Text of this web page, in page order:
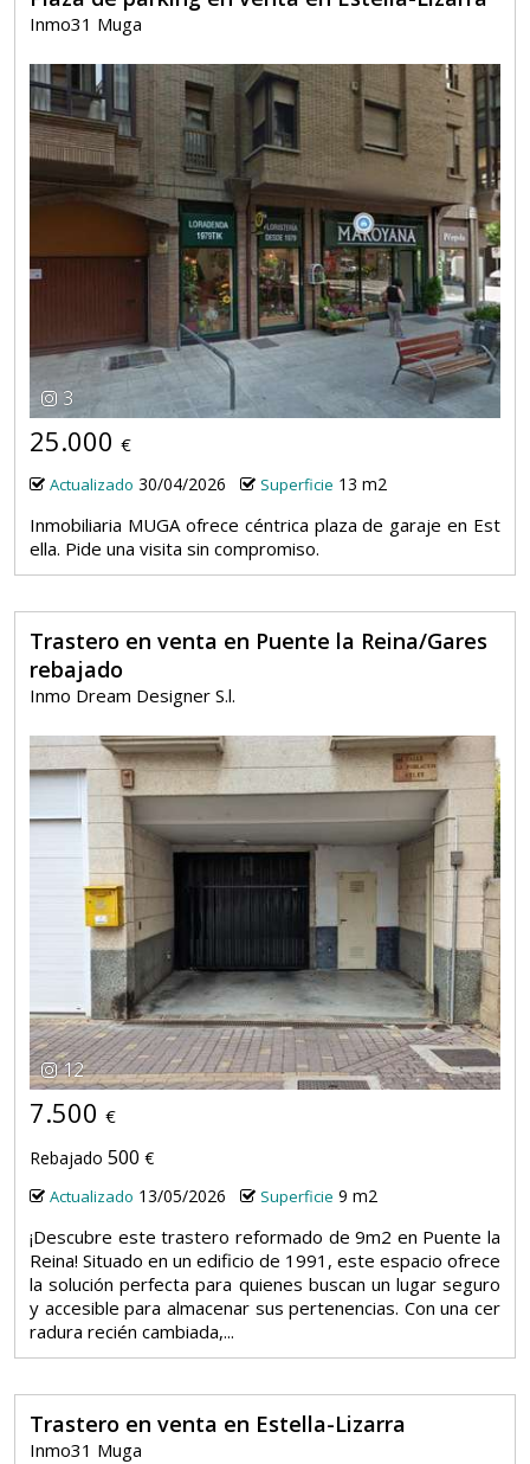
Inmo31 Muga
3
25.000 €
Actualizado 30/04/2026 Superficie 13 m2
Inmobiliaria MUGA ofrece céntrica plaza de garaje en Est
ella. Pide una visita sin compromiso.
Trastero en venta en Puente la Reina/Gares
rebajado
Inmo Dream Designer S.l.
12
7.500 €
Rebajado 500 €
Actualizado 13/05/2026 Superficie 9 m2
¡Descubre este trastero reformado de 9m2 en Puente la
Reina! Situado en un edificio de 1991, este espacio ofrece
la solución perfecta para quienes buscan un lugar seguro
y accesible para almacenar sus pertenencias. Con una cer
radura recién cambiada,...
Trastero en venta en Estella-Lizarra
Inmo31 Muga